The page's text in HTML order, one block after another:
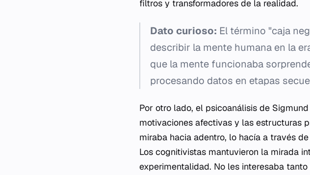
filtros y transformadores de la realidad.
Dato curioso: El término "caja
describir la mente humana en la
que la mente funcionaba
procesando datos en etapas
Por otro lado, el psicoanálisis de
motivaciones afectivas y las estructuras
miraba hacia adentro, lo hacía a través
Los cognitivistas mantuvieron la mirada
experimentalidad. No les interesaba